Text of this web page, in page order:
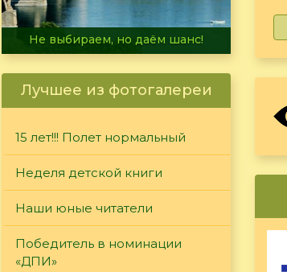
В огне не горит, в воде не тонет
Лучшее из фотогалереи
15 лет!!! Полет нормальный
Неделя детской книги
Наши юные читатели
Победитель в номинации
«ДПИ»